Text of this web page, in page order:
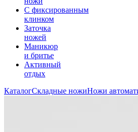
C фиксированным
клинком
Заточка
ножей
Маникюр
и бритье
Активный
отдых
КаталогСкладные ножиНожи